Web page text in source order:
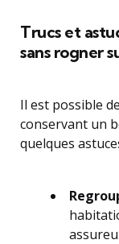
Trucs et
sans rogner
Il est possible
conservant un
quelques